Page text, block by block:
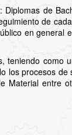
de
de
en general
teniendo como
los procesos
Material entre